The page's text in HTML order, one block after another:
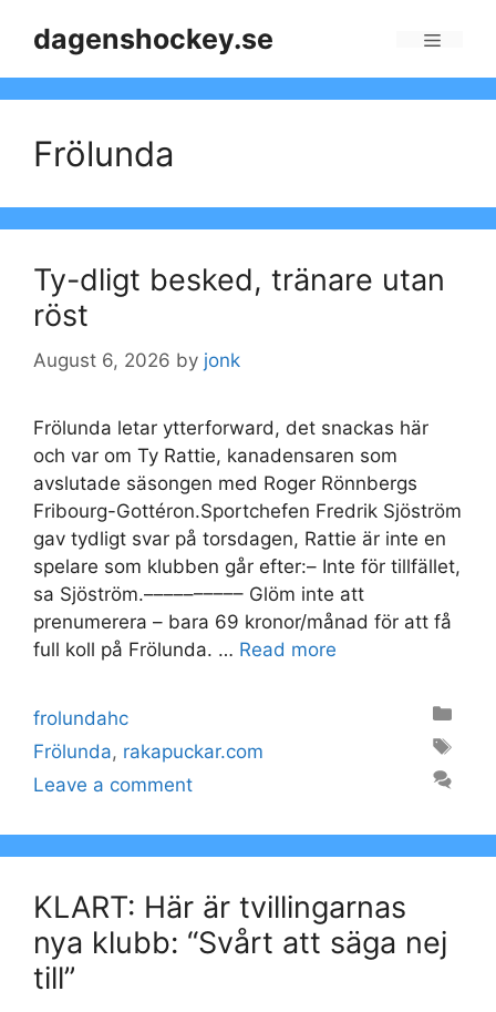
dagenshockey.se
Frölunda
Ty-dligt besked, tränare utan
röst
August 6, 2026 by jonk
Frölunda letar ytterforward, det snackas här
och var om Ty Rattie, kanadensaren som
avslutade säsongen med Roger Rönnbergs
Fribourg-Gottéron.Sportchefen Fredrik Sjöström
gav tydligt svar på torsdagen, Rattie är inte en
spelare som klubben går efter:– Inte för tillfället,
sa Sjöström.–––––––––– Glöm inte att
prenumerera – bara 69 kronor/månad för att få
full koll på Frölunda. … Read more
Categories
frolundahc
Tags
Frölunda, rakapuckar.com
Leave a comment
KLART: Här är tvillingarnas
nya klubb: “Svårt att säga nej
till”